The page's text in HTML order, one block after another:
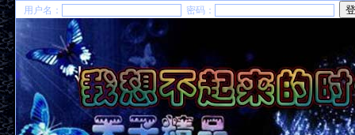
用户名： 密码：